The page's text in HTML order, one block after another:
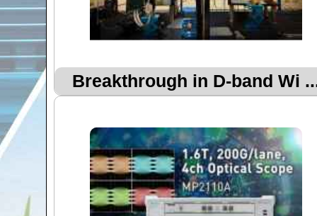
Breakthrough in D-band Wi